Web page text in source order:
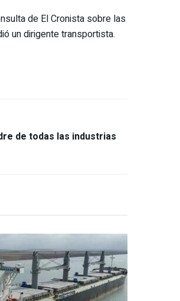
de El Cronista sobre las
un dirigente transportista.
de todas las industrias